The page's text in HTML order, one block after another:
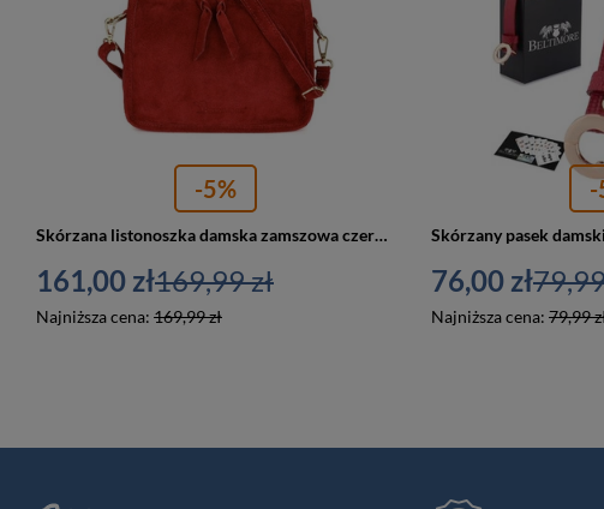
-5%
Skórzana listonoszka damska zamszowa czerwona - Beltimore B64
161,00 zł
Najniższa cena: 169,99 zł
169,99 zł
-
76,00 zł
Najniższa cena: 79,99